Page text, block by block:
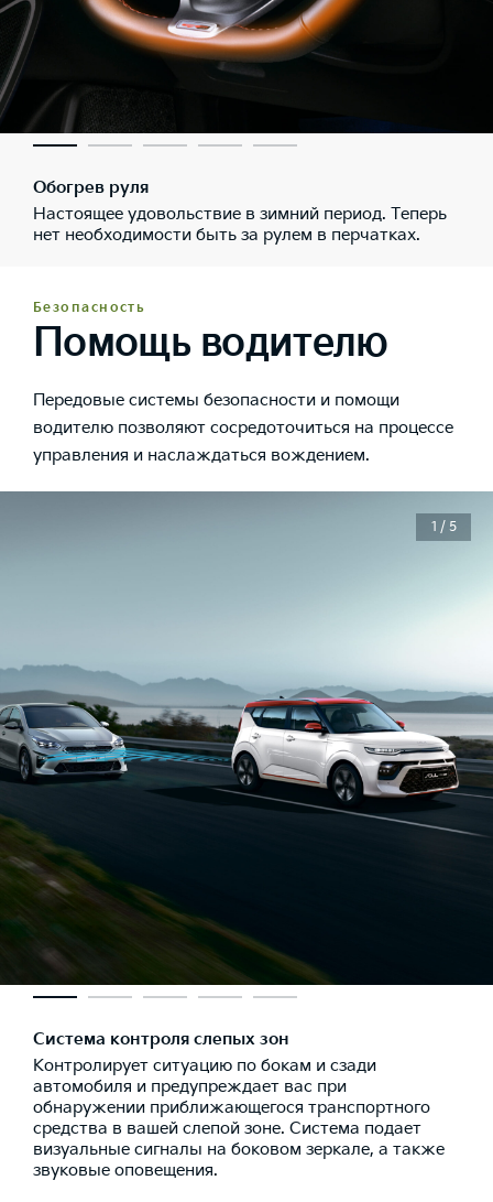
Обогрев руля
Настоящее удовольствие в зимний период. Теперь
нет необходимости быть за рулем в перчатках.
Безопасность
Помощь водителю
Передовые системы безопасности и помощи
водителю позволяют сосредоточиться на процессе
управления и наслаждаться вождением.
Система контроля слепых зон
Контролирует ситуацию по бокам и сзади
автомобиля и предупреждает вас при
обнаружении приближающегося транспортного
средства в вашей слепой зоне. Система подает
визуальные сигналы на боковом зеркале, а также
звуковые оповещения.
1 / 5